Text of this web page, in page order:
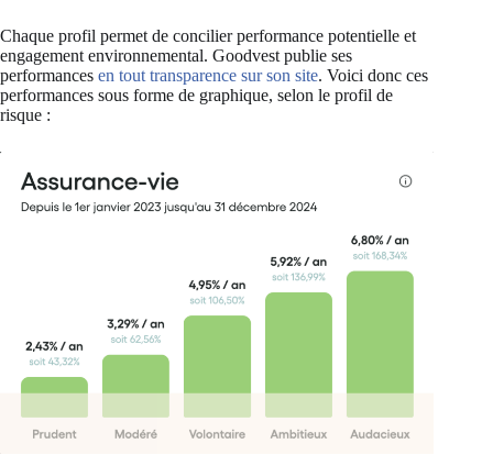
Chaque profil permet de concilier performance potentielle et
engagement environnemental. Goodvest publie ses
performances en tout transparence sur son site. Voici donc ces
performances sous forme de graphique, selon le profil de
risque :